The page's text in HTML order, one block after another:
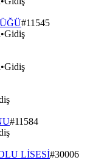
#11545
•Gidiş
•Gidiş
#11584
LİSESİ#30006